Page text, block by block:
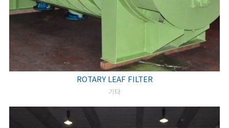
ROTARY LEAF FILTER
기타